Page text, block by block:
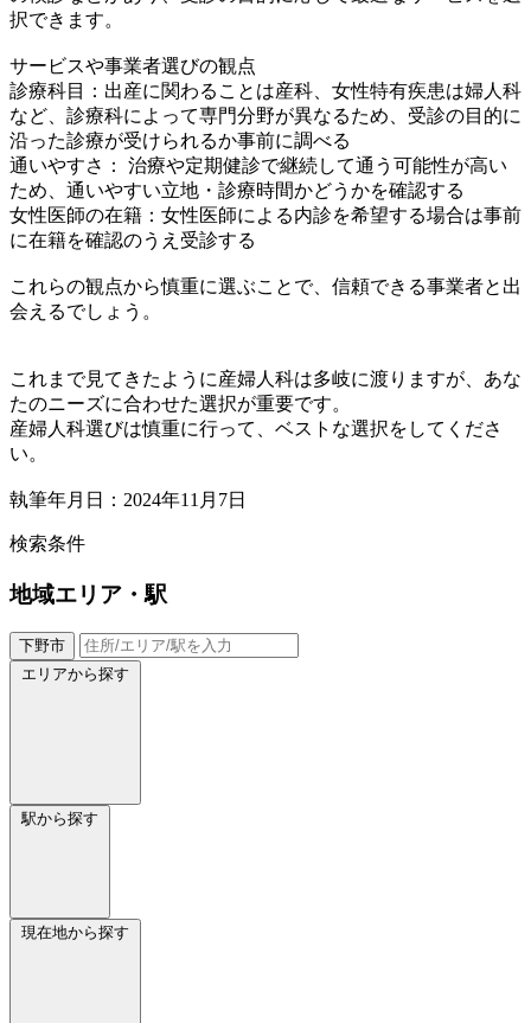
択できます。
サービスや事業者選びの観点
診療科目：出産に関わることは産科、女性特有疾患は婦人科
など、診療科によって専門分野が異なるため、受診の目的に
沿った診療が受けられるか事前に調べる
通いやすさ： 治療や定期健診で継続して通う可能性が高い
ため、通いやすい立地・診療時間かどうかを確認する
女性医師の在籍：女性医師による内診を希望する場合は事前
に在籍を確認のうえ受診する
これらの観点から慎重に選ぶことで、信頼できる事業者と出
会えるでしょう。
これまで見てきたように産婦人科は多岐に渡りますが、あな
たのニーズに合わせた選択が重要です。
産婦人科選びは慎重に行って、ベストな選択をしてくださ
い。
執筆年月日：2024年11月7日
検索条件
地域エリア・駅
下野市
エリアから探す
駅から探す
現在地から探す